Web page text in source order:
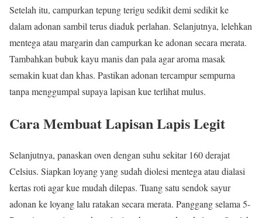
Setelah itu, campurkan tepung terigu sedikit demi sedikit ke
dalam adonan sambil terus diaduk perlahan. Selanjutnya, lelehkan
mentega atau margarin dan campurkan ke adonan secara merata.
Tambahkan bubuk kayu manis dan pala agar aroma masak
semakin kuat dan khas. Pastikan adonan tercampur sempurna
tanpa menggumpal supaya lapisan kue terlihat mulus.
Cara Membuat Lapisan Lapis Legit
Selanjutnya, panaskan oven dengan suhu sekitar 160 derajat
Celsius. Siapkan loyang yang sudah diolesi mentega atau dialasi
kertas roti agar kue mudah dilepas. Tuang satu sendok sayur
adonan ke loyang lalu ratakan secara merata. Panggang selama 5-